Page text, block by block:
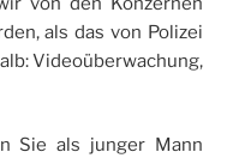
als das von Polizei
Videoüberwachung,
Sie als junger Mann